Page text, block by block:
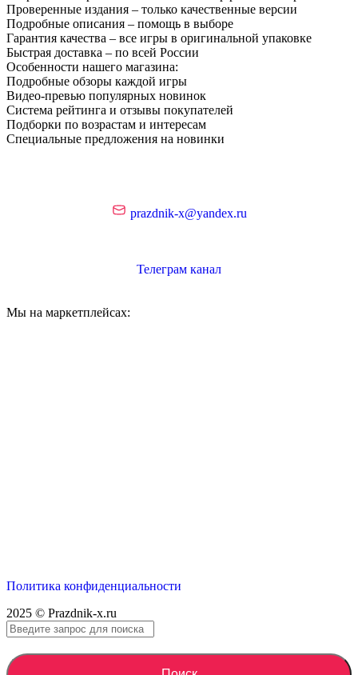
Проверенные издания – только качественные версии
Подробные описания – помощь в выборе
Гарантия качества – все игры в оригинальной упаковке
Быстрая доставка – по всей России
Особенности нашего магазина:
Подробные обзоры каждой игры
Видео-превью популярных новинок
Система рейтинга и отзывы покупателей
Подборки по возрастам и интересам
Специальные предложения на новинки
prazdnik-x@yandex.ru
Телеграм канал
Мы на маркетплейсах:
Политика конфиденциальности
2025 © Prazdnik-x.ru